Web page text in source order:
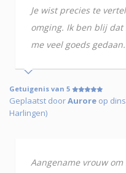
Je wist precies te
omging. Ik ben blij
me veel goeds
Getuigenis van 5
Geplaatst doorAurore op
Harlingen)
Aangename vrouw